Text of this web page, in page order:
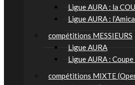
Ligue AURA : la
Ligue AURA :
compétitions MESSIEURS
Ligue AURA
Ligue AURA :
compétitions MIXTE